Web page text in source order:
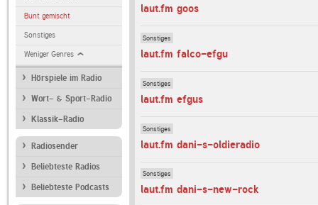
Bunt gemischt
Sonstiges
Weniger Genres
Hörspiele im Radio
Wort- & Sport-Radio
Klassik-Radio
Radiosender
Beliebteste Radios
Beliebteste Podcasts
laut.fm goos
Sonstiges
laut.fm falco-efgu
Sonstiges
laut.fm efgus
Sonstiges
laut.fm dani-s-oldieradio
Sonstiges
laut.fm dani-s-new-rock